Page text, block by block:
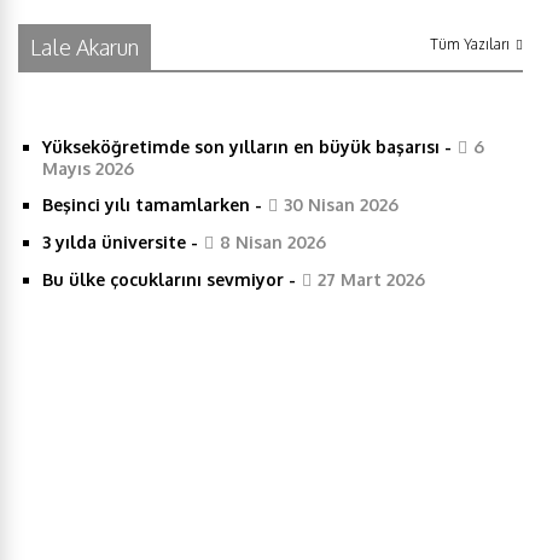
c
b
o
t
e
e
d
s
A
e
Lale Akarun Tüm Yazıları
Yükseköğretimde son yılların en büyük başarısı -
6
Mayıs 2026
Beşinci yılı tamamlarken -
30 Nisan 2026
3 yılda üniversite -
8 Nisan 2026
Bu ülke çocuklarını sevmiyor - 27 Mart 2026